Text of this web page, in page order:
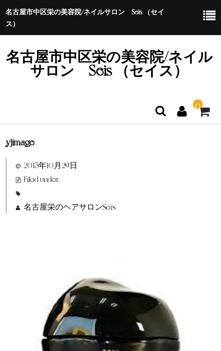
名古屋市中区栄の美容院/ネイルサロン Seis （セイ
ス）
名古屋市中区栄の美容院/ネイル
サロン Seis （セイス）
0
ホーム
特定商取引法に基づく表示
yjimage
2015年10月29日
Filed under:
名古屋栄のヘアサロンSeis